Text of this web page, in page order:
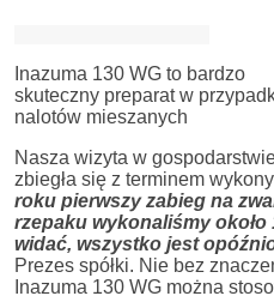
Inazuma 130 WG to bardzo
skuteczny preparat w
nalotów mieszanych
Nasza wizyta w
zbiegła się z terminem
roku pierwszy zabieg na
rzepaku wykonaliśmy około
widać, wszystko jest
Prezes spółki. Nie bez
Inazuma 130 WG można